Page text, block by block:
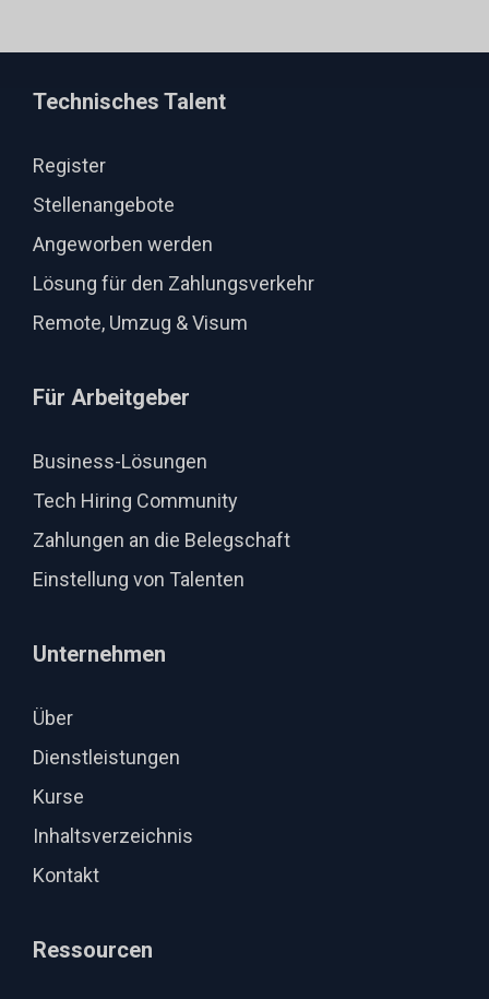
Technisches Talent
Register
Stellenangebote
Angeworben werden
Lösung für den Zahlungsverkehr
Remote, Umzug & Visum
Für Arbeitgeber
Business-Lösungen
Tech Hiring Community
Zahlungen an die Belegschaft
Einstellung von Talenten
Unternehmen
Über
Dienstleistungen
Kurse
Inhaltsverzeichnis
Kontakt
Ressourcen